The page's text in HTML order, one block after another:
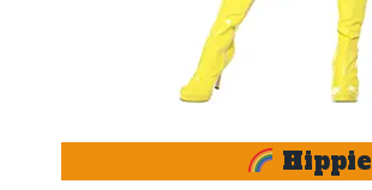
Hippie